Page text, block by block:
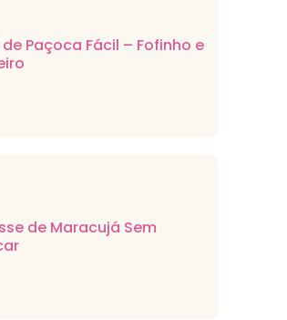
Paçoca Fácil – Fofinho e
de Maracujá Sem